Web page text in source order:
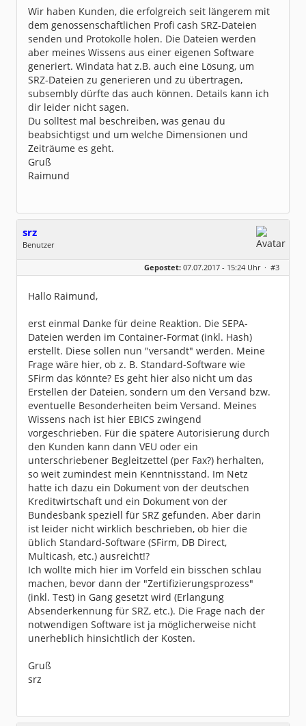
Wir haben Kunden, die erfolgreich seit längerem mit
dem genossenschaftlichen Profi cash SRZ-Dateien
senden und Protokolle holen. Die Dateien werden
aber meines Wissens aus einer eigenen Software
generiert. Windata hat z.B. auch eine Lösung, um
SRZ-Dateien zu generieren und zu übertragen,
subsembly dürfte das auch können. Details kann ich
dir leider nicht sagen.
Du solltest mal beschreiben, was genau du
beabsichtigst und um welche Dimensionen und
Zeiträume es geht.
Gruß
Raimund
srz
Benutzer
Geschlecht:
keine Angabe
Dabei seit:
06 / 2017
Gepostet: 07.07.2017 - 15:24 Uhr · #3
Hallo Raimund,
erst einmal Danke für deine Reaktion. Die SEPA-
Dateien werden im Container-Format (inkl. Hash)
erstellt. Diese sollen nun "versandt" werden. Meine
Frage wäre hier, ob z. B. Standard-Software wie
SFirm das könnte? Es geht hier also nicht um das
Erstellen der Dateien, sondern um den Versand bzw.
eventuelle Besonderheiten beim Versand. Meines
Wissens nach ist hier EBICS zwingend
vorgeschrieben. Für die spätere Autorisierung durch
den Kunden kann dann VEU oder ein
unterschriebener Begleitzettel (per Fax?) herhalten,
so weit zumindest mein Kenntnisstand. Im Netz
hatte ich dazu ein Dokument von der deutschen
Kreditwirtschaft und ein Dokument von der
Bundesbank speziell für SRZ gefunden. Aber darin
ist leider nicht wirklich beschrieben, ob hier die
üblich Standard-Software (SFirm, DB Direct,
Multicash, etc.) ausreicht!?
Ich wollte mich hier im Vorfeld ein bisschen schlau
machen, bevor dann der "Zertifizierungsprozess"
(inkl. Test) in Gang gesetzt wird (Erlangung
Absenderkennung für SRZ, etc.). Die Frage nach der
notwendigen Software ist ja möglicherweise nicht
unerheblich hinsichtlich der Kosten.
Gruß
srz